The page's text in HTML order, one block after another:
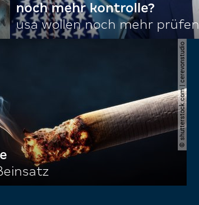
noch mehr kontrolle?
usa wollen noch mehr prüfen
© shutterstock.com | cerevonstudio